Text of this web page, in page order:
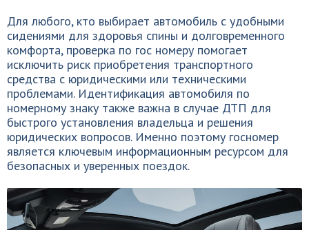
Для любого, кто выбирает автомобиль с удобными
сидениями для здоровья спины и долговременного
комфорта, проверка по гос номеру помогает
исключить риск приобретения транспортного
средства с юридическими или техническими
проблемами. Идентификация автомобиля по
номерному знаку также важна в случае ДТП для
быстрого установления владельца и решения
юридических вопросов. Именно поэтому госномер
является ключевым информационным ресурсом для
безопасных и уверенных поездок.